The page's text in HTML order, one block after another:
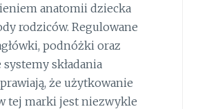
anatomii dziecka
rodziców. Regulowane
podnóżki oraz
składania
że użytkowanie
tej marki jest niezwykle